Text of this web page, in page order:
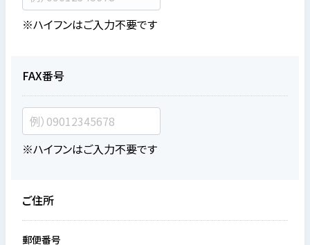
※ハイフンはご入力不要です
FAX番号
※ハイフンはご入力不要です
ご住所
郵便番号